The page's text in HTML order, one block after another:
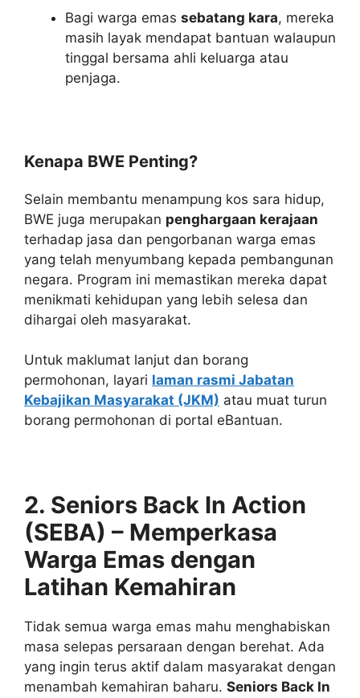
Bagi warga emas sebatang kara, mereka
masih layak mendapat bantuan walaupun
tinggal bersama ahli keluarga atau
penjaga.
Kenapa BWE Penting?
Selain membantu menampung kos sara hidup,
BWE juga merupakan penghargaan kerajaan
terhadap jasa dan pengorbanan warga emas
yang telah menyumbang kepada pembangunan
negara. Program ini memastikan mereka dapat
menikmati kehidupan yang lebih selesa dan
dihargai oleh masyarakat.
Untuk maklumat lanjut dan borang
permohonan, layari laman rasmi Jabatan
Kebajikan Masyarakat (JKM) atau muat turun
borang permohonan di portal eBantuan.
2. Seniors Back In Action
(SEBA) – Memperkasa
Warga Emas dengan
Latihan Kemahiran
Tidak semua warga emas mahu menghabiskan
masa selepas persaraan dengan berehat. Ada
yang ingin terus aktif dalam masyarakat dengan
menambah kemahiran baharu. Seniors Back In